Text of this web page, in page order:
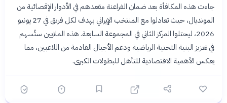
جاءت هذه المكافأة بعد ضمان الفراعنة مقعدهم في الأدوار الإقصائية من
المونديال، حيث تعادلوا مع المنتخب الإيراني بهدف لكل فريق في 27 يونيو
2026، ليحتلوا المركز الثاني في المجموعة السابعة. هذه الملايين ستُسهم
في تعزيز البنية التحتية الرياضية ودعم الأجيال القادمة من اللاعبين، مما
يعكس الأهمية الاقتصادية للتأهل للبطولات الكبرى.